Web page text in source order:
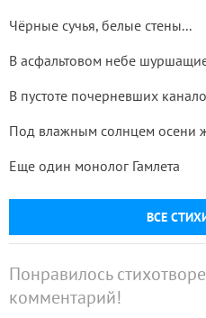
ВСЕ
Чёрные сучья, белые стены...
В асфальтовом небе
В пустоте почерневших
Под влажным солнцем осени
Еще один монолог Гамлета
Понравилось
комментарий!